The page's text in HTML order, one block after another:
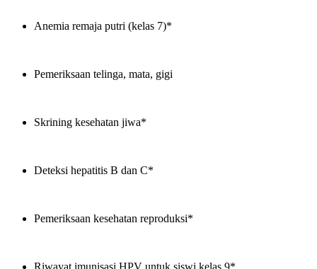
Anemia remaja putri (kelas 7)*
Pemeriksaan telinga, mata, gigi
Skrining kesehatan jiwa*
Deteksi hepatitis B dan C*
Pemeriksaan kesehatan reproduksi*